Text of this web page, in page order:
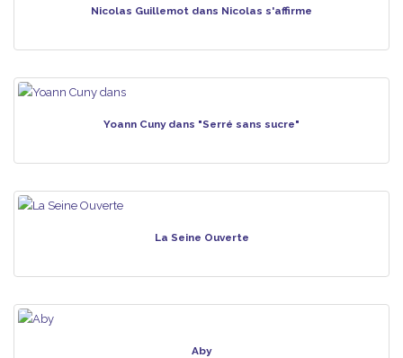
Nicolas Guillemot dans Nicolas s'affirme
Yoann Cuny dans "Serré sans sucre"
La Seine Ouverte
Aby